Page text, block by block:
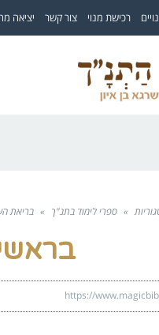
רכישת מנוי צור קשר יציאה
» ספרי לימוד בתנ"ך » בריאת
https://